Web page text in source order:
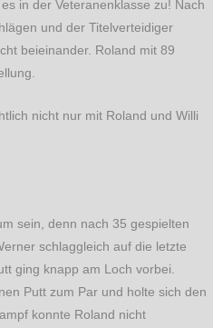
in der Veteranenklasse zu! Nach
und der Titelverteidiger
beieinander. Roland mit 89
nicht nur mit Roland und Willi
sein, denn nach 35 gespielten
schlaggleich auf die letzte
ging knapp am Loch vorbei.
Putt zum Par und holte sich den
konnte Roland nicht